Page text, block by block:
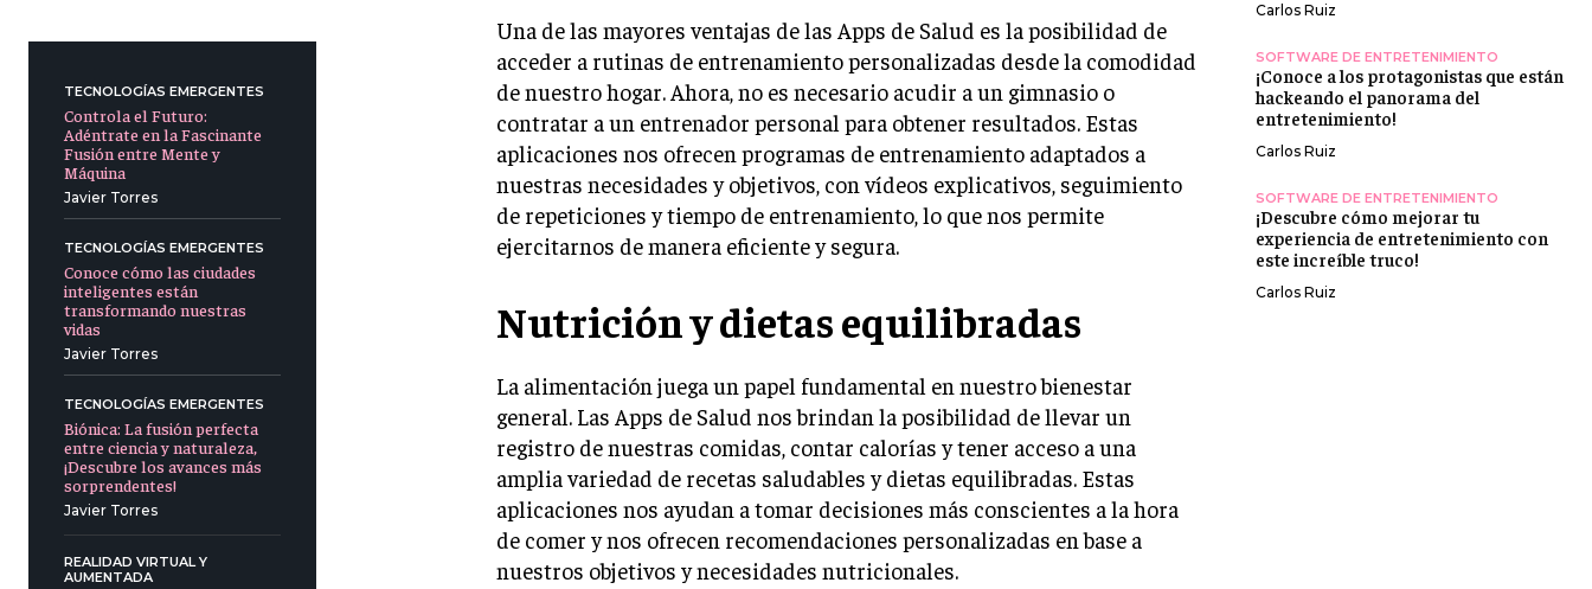
TECNOLOGÍAS EMERGENTES
Controla el Futuro:
Adéntrate en la Fascinante
Fusión entre Mente y
Máquina
Javier Torres
TECNOLOGÍAS EMERGENTES
Conoce cómo las ciudades
inteligentes están
transformando nuestras
vidas
Javier Torres
TECNOLOGÍAS EMERGENTES
Biónica: La fusión perfecta
entre ciencia y naturaleza,
¡Descubre los avances más
sorprendentes!
Javier Torres
REALIDAD VIRTUAL Y
AUMENTADA
Una de las mayores ventajas de las Apps de Salud es la posibilidad de
acceder a rutinas de entrenamiento personalizadas desde la comodidad
de nuestro hogar. Ahora, no es necesario acudir a un gimnasio o
contratar a un entrenador personal para obtener resultados. Estas
aplicaciones nos ofrecen programas de entrenamiento adaptados a
nuestras necesidades y objetivos, con vídeos explicativos, seguimiento
de repeticiones y tiempo de entrenamiento, lo que nos permite
ejercitarnos de manera eficiente y segura.
Nutrición y dietas equilibradas
La alimentación juega un papel fundamental en nuestro bienestar
general. Las Apps de Salud nos brindan la posibilidad de llevar un
registro de nuestras comidas, contar calorías y tener acceso a una
amplia variedad de recetas saludables y dietas equilibradas. Estas
aplicaciones nos ayudan a tomar decisiones más conscientes a la hora
de comer y nos ofrecen recomendaciones personalizadas en base a
nuestros objetivos y necesidades nutricionales.
Carlos Ruiz
SOFTWARE DE ENTRETENIMIENTO
¡Conoce a los protagonistas que están
hackeando el panorama del
entretenimiento!
Carlos Ruiz
SOFTWARE DE ENTRETENIMIENTO
¡Descubre cómo mejorar tu
experiencia de entretenimiento con
este increíble truco!
Carlos Ruiz